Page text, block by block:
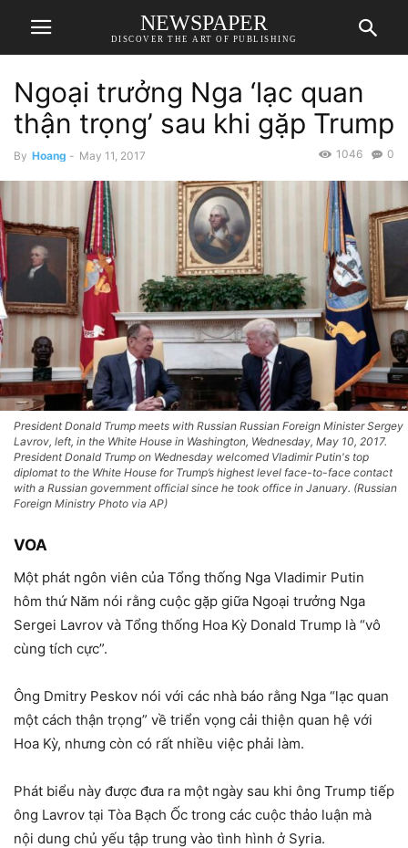
NEWSPAPER
DISCOVER THE ART OF PUBLISHING
Ngoại trưởng Nga ‘lạc quan
thận trọng’ sau khi gặp Trump
By Hoang - May 11, 2017 0
1046
President Donald Trump meets with Russian Russian Foreign Minister Sergey
Lavrov, left, in the White House in Washington, Wednesday, May 10, 2017.
President Donald Trump on Wednesday welcomed Vladimir Putin's top
diplomat to the White House for Trump’s highest level face-to-face contact
with a Russian government official since he took office in January. (Russian
Foreign Ministry Photo via AP)
VOA
Một phát ngôn viên của Tổng thống Nga Vladimir Putin
hôm thứ Năm nói rằng cuộc gặp giữa Ngoại trưởng Nga
Sergei Lavrov và Tổng thống Hoa Kỳ Donald Trump là “vô
cùng tích cực”.
Ông Dmitry Peskov nói với các nhà báo rằng Nga “lạc quan
một cách thận trọng” về triển vọng cải thiện quan hệ với
Hoa Kỳ, nhưng còn có rất nhiều việc phải làm.
Phát biểu này được đưa ra một ngày sau khi ông Trump tiếp
ông Lavrov tại Tòa Bạch Ốc trong các cuộc thảo luận mà
nội dung chủ yếu tập trung vào tình hình ở Syria.